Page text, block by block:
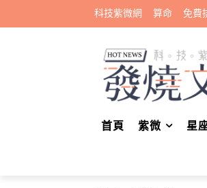
科技紫微網 算命 免費
首頁 紫微 星